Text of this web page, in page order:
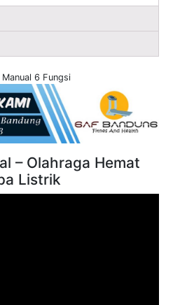
6 Fungsi
– Olahraga Hemat
Listrik